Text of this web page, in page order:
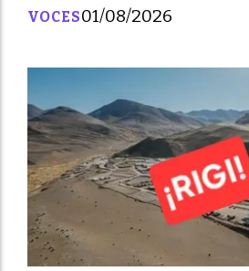
VOCES01/08/2026